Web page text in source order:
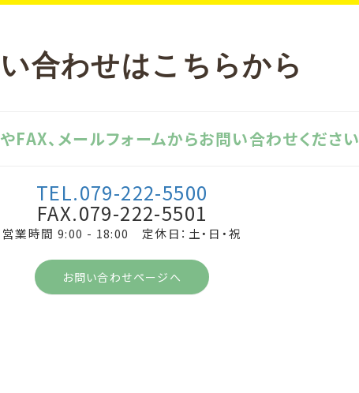
合わせはこちらから
FAX、メールフォームからお問い合わせください
TEL.079-222-5500
FAX.079-222-5501
営業時間 9:00 - 18:00 定休日：土・日・祝
お問い合わせページへ